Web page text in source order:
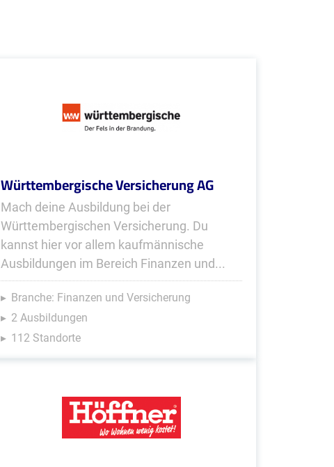
Württembergische Versicherung AG
Mach deine Ausbildung bei der
Württembergischen Versicherung. Du
kannst hier vor allem kaufmännische
Ausbildungen im Bereich Finanzen und...
Branche: Finanzen und Versicherung
2 Ausbildungen
112 Standorte